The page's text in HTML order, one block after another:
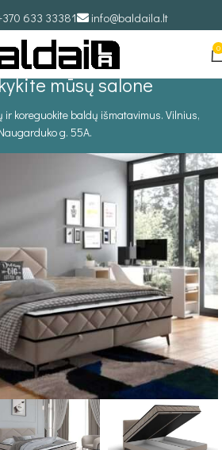
633 33381 info@baldaila.lt
0
mūsų salone
ir koreguokite baldų išmatavimus. Vilnius,
g. 55A.